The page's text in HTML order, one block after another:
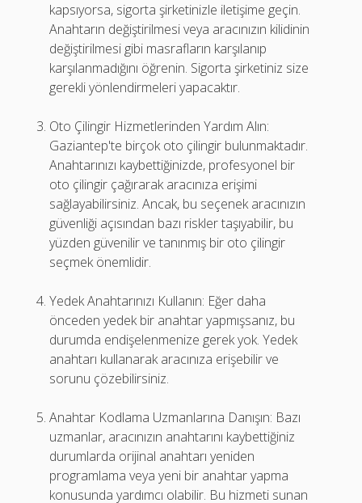
kapsıyorsa, sigorta şirketinizle iletişime geçin.
Anahtarın değiştirilmesi veya aracınızın kilidinin
değiştirilmesi gibi masrafların karşılanıp
karşılanmadığını öğrenin. Sigorta şirketiniz size
gerekli yönlendirmeleri yapacaktır.
Oto Çilingir Hizmetlerinden Yardım Alın:
Gaziantep'te birçok oto çilingir bulunmaktadır.
Anahtarınızı kaybettiğinizde, profesyonel bir
oto çilingir çağırarak aracınıza erişimi
sağlayabilirsiniz. Ancak, bu seçenek aracınızın
güvenliği açısından bazı riskler taşıyabilir, bu
yüzden güvenilir ve tanınmış bir oto çilingir
seçmek önemlidir.
Yedek Anahtarınızı Kullanın: Eğer daha
önceden yedek bir anahtar yapmışsanız, bu
durumda endişelenmenize gerek yok. Yedek
anahtarı kullanarak aracınıza erişebilir ve
sorunu çözebilirsiniz.
Anahtar Kodlama Uzmanlarına Danışın: Bazı
uzmanlar, aracınızın anahtarını kaybettiğiniz
durumlarda orijinal anahtarı yeniden
programlama veya yeni bir anahtar yapma
konusunda yardımcı olabilir. Bu hizmeti sunan